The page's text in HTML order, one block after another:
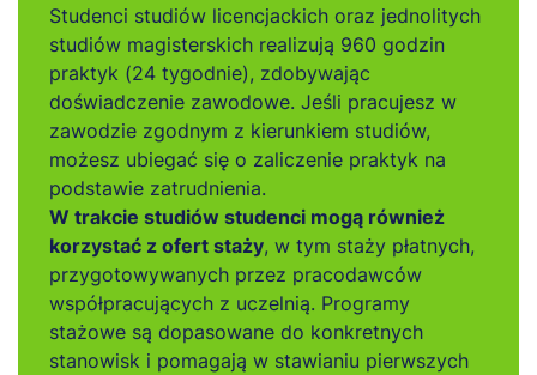
Studenci studiów licencjackich oraz jednolitych
studiów magisterskich realizują 960 godzin
praktyk (24 tygodnie), zdobywając
doświadczenie zawodowe. Jeśli pracujesz w
zawodzie zgodnym z kierunkiem studiów,
możesz ubiegać się o zaliczenie praktyk na
podstawie zatrudnienia.
W trakcie studiów studenci mogą również
korzystać z ofert staży, w tym staży płatnych,
przygotowywanych przez pracodawców
współpracujących z uczelnią. Programy
stażowe są dopasowane do konkretnych
stanowisk i pomagają w stawianiu pierwszych